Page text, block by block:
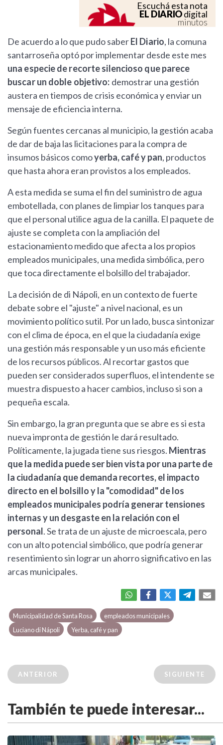
Escuchá esta nota
EL DIARIOdigital
minutos
De acuerdo a lo que pudo saberEl Diario, la comuna
santarroseña optó por implementar desde este mes
una especie de recorte silencioso que parece
buscar un doble objetivo: demostrar una gestión
austera en tiempos de crisis económica y enviar un
mensaje de eficiencia interna.
Según fuentes cercanas al municipio, la gestión acaba
de dar de baja las licitaciones para la compra de
insumos básicos comoyerba, café y pan, productos
que hasta ahora eran provistos a los empleados.
A esta medida se suma el fin del suministro de agua
embotellada, con planes de limpiar los tanques para
que el personal utilice agua de la canilla. El paquete de
ajuste se completa con la ampliación del
estacionamiento medido que afecta a los propios
empleados municipales, una medida simbólica, pero
que toca directamente el bolsillo del trabajador.
La decisión de di Nápoli, en un contexto de fuerte
debate sobre el "ajuste" a nivel nacional, es un
movimiento político sutil. Por un lado, busca sintonizar
con el clima de época, en el que la ciudadanía exige
una gestión más responsable y un uso más eficiente
de los recursos públicos. Al recortar gastos que
pueden ser considerados superfluos, el intendente se
muestra dispuesto a hacer cambios, incluso si son a
pequeña escala.
Sin embargo, la gran pregunta que se abre es si esta
nueva impronta de gestión le dará resultado.
Políticamente, la jugada tiene sus riesgos. Mientras
que la medida puede ser bien vista por una parte de
la ciudadanía que demanda recortes, el impacto
directo en el bolsillo y la "comodidad" de los
empleados municipales podría generar tensiones
internas y un desgaste en la relación con el
personal. Se trata de un ajuste de microescala, pero
con un alto potencial simbólico, que podría generar
resentimiento sin lograr un ahorro significativo en las
arcas municipales.
Municipalidad de Santa Rosa
empleados municipales
Luciano di Nápoli
Yerba, café y pan
ANTERIOR SIGUIENTE
También te puede interesar...